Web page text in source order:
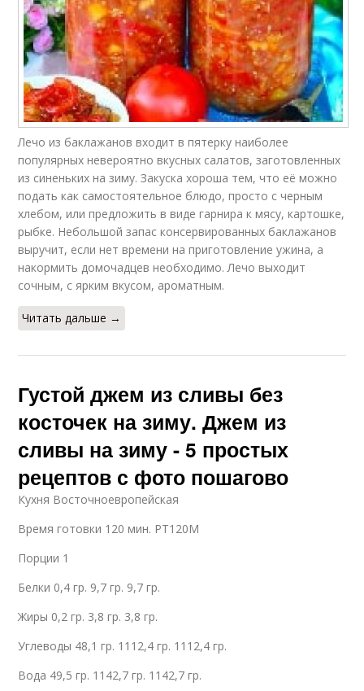
Лечо из баклажанов входит в пятерку наиболее
популярных невероятно вкусных салатов, заготовленных
из синеньких на зиму. Закуска хороша тем, что её можно
подать как самостоятельное блюдо, просто с черным
хлебом, или предложить в виде гарнира к мясу, картошке,
рыбке. Небольшой запас консервированных баклажанов
выручит, если нет времени на приготовление ужина, а
накормить домочадцев необходимо. Лечо выходит
сочным, с ярким вкусом, ароматным.
Читать дальше →
Густой джем из сливы без
косточек на зиму. Джем из
сливы на зиму - 5 простых
рецептов с фото пошагово
Кухня Восточноевропейская
Время готовки 120 мин. PT120M
Порции 1
Белки 0,4 гр. 9,7 гр. 9,7 гр.
Жиры 0,2 гр. 3,8 гр. 3,8 гр.
Углеводы 48,1 гр. 1112,4 гр. 1112,4 гр.
Вода 49,5 гр. 1142,7 гр. 1142,7 гр.